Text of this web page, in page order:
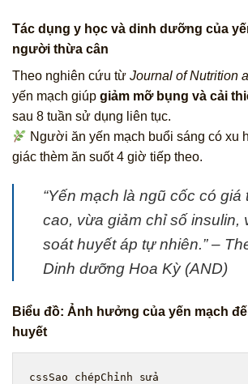
Tác dụng y học và dinh dưỡng của
người thừa cân
Theo nghiên cứu từ Journal of Nutrition
yến mạch giúp giảm mỡ bụng và cải
sau 8 tuần sử dụng liên tục.
Người ăn yến mạch buổi sáng có xu
giác thèm ăn suốt 4 giờ tiếp theo.
“Yến mạch là ngũ cốc có giá
cao, vừa giảm chỉ số insulin,
soát huyết áp tự nhiên.”–
Dinh dưỡng Hoa Kỳ (AND)
Biểu đồ: Ảnh hưởng của yến mạch
huyết
cssSao chépChỉnh sửa